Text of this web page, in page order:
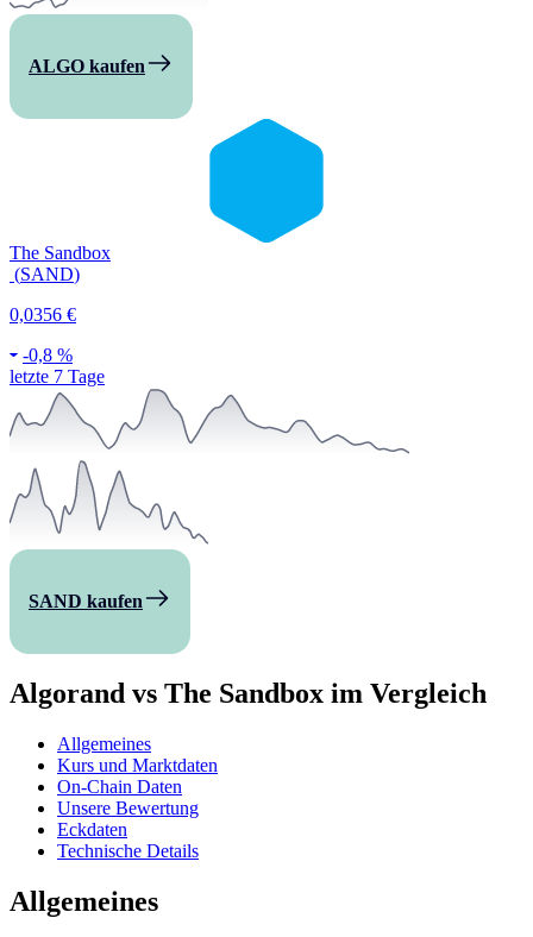
ALGO kaufen
The Sandbox
(SAND)
0,0356 €
-0,8 %
letzte 7 Tage
SAND kaufen
Algorand vs The Sandbox im Vergleich
Allgemeines
Kurs und Marktdaten
On-Chain Daten
Unsere Bewertung
Eckdaten
Technische Details
Allgemeines